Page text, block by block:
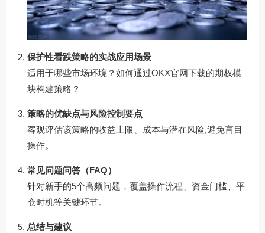
保护性看跌策略的实战应用场景
适用于哪些市场环境？如何通过OKX官网下载的期权模
块构建策略？
策略的优缺点与风险控制要点
客观评估该策略的收益上限、成本与潜在风险,避免盲目
操作。
常见问题问答（FAQ）
针对新手的5个高频问题，覆盖操作流程、资金门槛、平
仓时机等关键环节。
总结与建议